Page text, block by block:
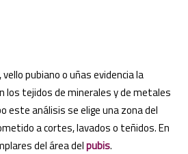
pubiano o uñas evidencia la
los tejidos de minerales y de metales
este análisis se elige una zona del
a cortes, lavados o teñidos. En
del área delpubis.